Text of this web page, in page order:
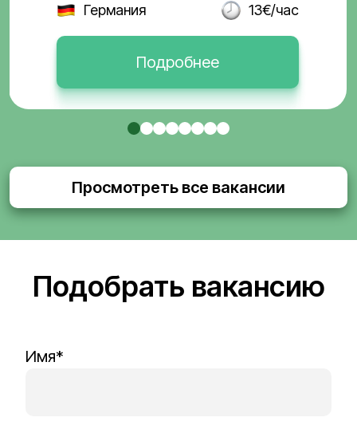
Германия 13€/час
Подробнее
Просмотреть все вакансии
Подобрать вакансию
Имя*